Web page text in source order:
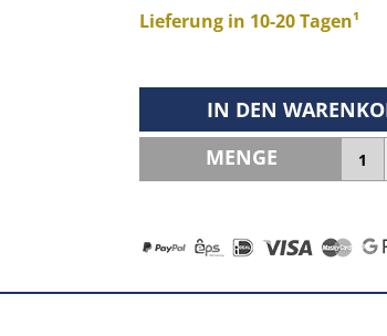
Lieferung in 10-20 Tagen¹
IN DEN
MENGE